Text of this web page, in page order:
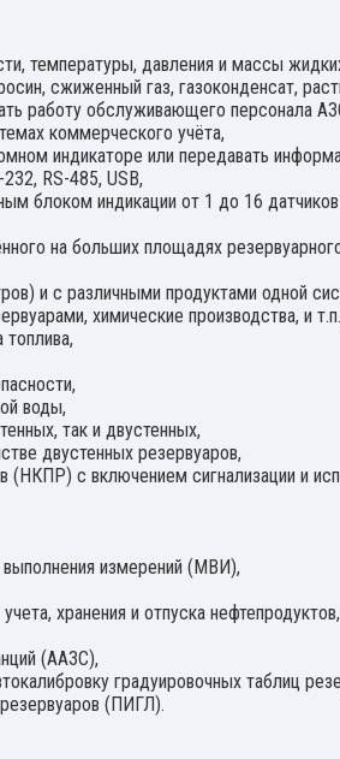
температуры, давления и массы
сжиженный газ, газоконденсат,
работу обслуживающего персонала
коммерческого учёта,
индикаторе или передавать
RS-485, USB,
блоком индикации от 1 до 16
на больших площадях
и с различными продуктами одной
химические производства, и
воды,
так и двустенных,
двустенных резервуаров,
(НКПР) с включением сигнализации и
измерений (МВИ),
хранения и отпуска
(ААЗС),
градуировочных таблиц
(ПИГЛ).